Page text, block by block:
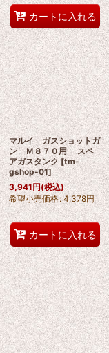
カートに入れる
マルイ ガスショットガ
ン Ｍ８７０用 スペ
アガスタンク [tm-
gshop-01]
3,941円(税込)
希望小売価格: 4,378円
カートに入れる